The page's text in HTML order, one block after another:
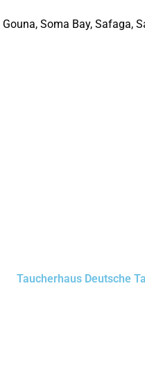
Soma Bay, Safaga,
Taucherhaus Deutsche